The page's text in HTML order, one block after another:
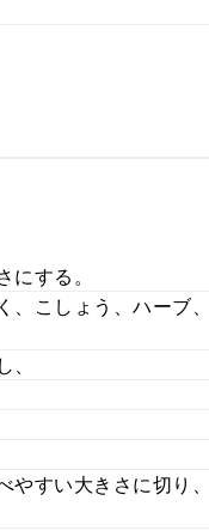
する。
、こしょう、ハーブ
やすい大きさに切り